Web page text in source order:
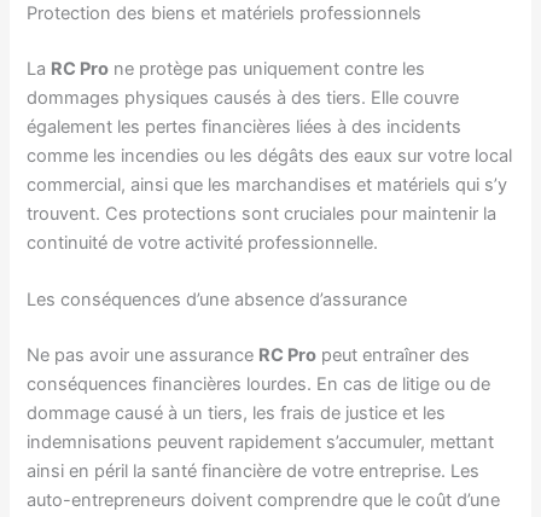
Protection des biens et matériels professionnels
La RC Pro ne protège pas uniquement contre les
dommages physiques causés à des tiers. Elle couvre
également les pertes financières liées à des incidents
comme les incendies ou les dégâts des eaux sur votre local
commercial, ainsi que les marchandises et matériels qui s’y
trouvent. Ces protections sont cruciales pour maintenir la
continuité de votre activité professionnelle.
Les conséquences d’une absence d’assurance
Ne pas avoir une assurance RC Pro peut entraîner des
conséquences financières lourdes. En cas de litige ou de
dommage causé à un tiers, les frais de justice et les
indemnisations peuvent rapidement s’accumuler, mettant
ainsi en péril la santé financière de votre entreprise. Les
auto-entrepreneurs doivent comprendre que le coût d’une